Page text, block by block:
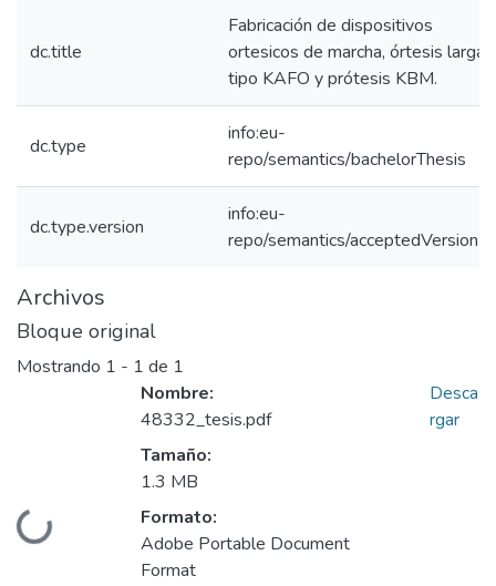
dc.title
Fabricación de dispositivos
ortesicos de marcha, órtesis larga
tipo KAFO y prótesis KBM.
dc.type
info:eu-
repo/semantics/bachelorThesis
dc.type.version
info:eu-
repo/semantics/acceptedVersion
Archivos
Bloque original
Mostrando 1 - 1 de 1
Cargando...
Nombre:
48332_tesis.pdf
Tamaño:
1.3 MB
Formato:
Adobe Portable Document
Format
Desca
rgar